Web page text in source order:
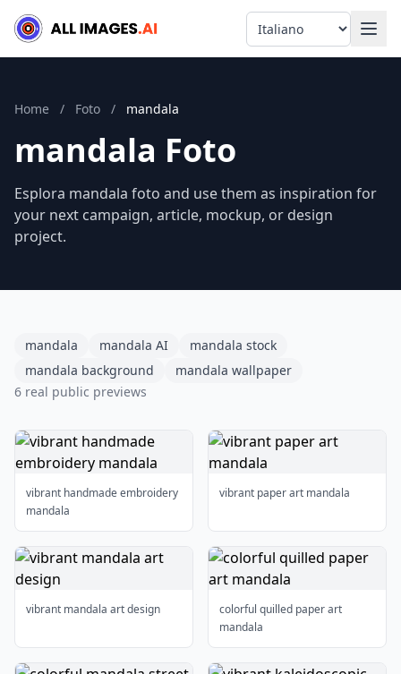
Language
Home / Foto / mandala
mandala Foto
Esplora mandala foto and use them as inspiration for
your next campaign, article, mockup, or design
project.
mandala mandala AI
mandala stock
mandala background
mandala wallpaper
6 real public previews
vibrant handmade embroidery
mandala
vibrant paper art mandala
vibrant mandala art design
colorful quilled paper art
mandala